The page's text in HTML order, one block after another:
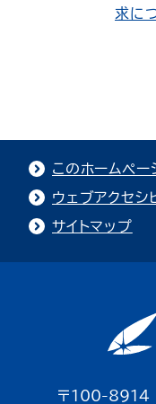
求に
このホームペ
ウェブアクセシ
サイトマップ
〒100-8914